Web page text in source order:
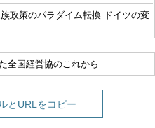
政策のパラダイム転換 ドイツの変
全国経営協のこれから
とURLをコピー